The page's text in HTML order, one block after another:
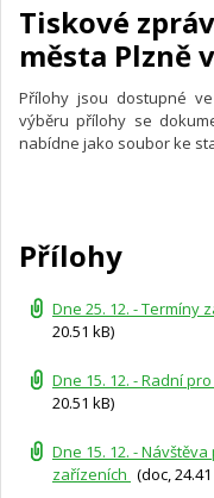
Tiskové
města Plzně
Přílohy jsou dostupné
výběru přílohy se
nabídne jako soubor ke
Přílohy
Dne 25. 12. - Termíny
20.51 kB)
Dne 15. 12. - Radní
20.51 kB)
Dne 15. 12. -
zařízeních (doc,